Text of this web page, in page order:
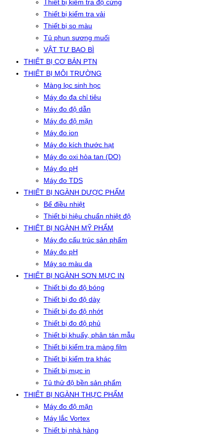
Thiết bị kiểm tra độ cứng
Thiết bị kiểm tra vải
Thiết bị so màu
Tủ phun sương muối
VẬT TƯ BAO BÌ
THIẾT BỊ CƠ BẢN PTN
THIẾT BỊ MÔI TRƯỜNG
Màng lọc sinh học
Máy đo đa chỉ tiêu
Máy đo độ dẫn
Máy đo độ mặn
Máy đo ion
Máy đo kích thước hạt
Máy đo oxi hòa tan (DO)
Máy đo pH
Máy đo TDS
THIẾT BỊ NGÀNH DƯỢC PHẨM
Bể điều nhiệt
Thiết bị hiệu chuẩn nhiệt độ
THIẾT BỊ NGÀNH MỸ PHẨM
Máy đo cấu trúc sản phẩm
Máy đo pH
Máy so màu da
THIẾT BỊ NGÀNH SƠN MỰC IN
Thiết bị đo độ bóng
Thiết bị đo độ dày
Thiết bị đo độ nhớt
Thiết bị đo độ phủ
Thiết bị khuấy, phân tán mẫu
Thiết bị kiểm tra màng film
Thiết bị kiểm tra khác
Thiết bị mực in
Tủ thử độ bền sản phẩm
THIẾT BỊ NGÀNH THỰC PHẨM
Máy đo độ mặn
Máy lắc Vortex
Thiết bị nhà hàng